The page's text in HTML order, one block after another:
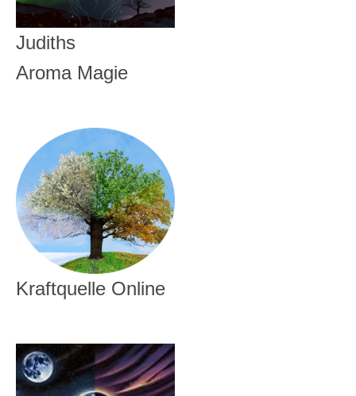
Judiths
Aroma Magie
Kraftquelle Online